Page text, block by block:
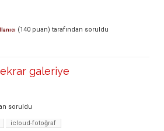
(140 puan) tarafından soruldu
galeriye
soruldu
icloud-fotoğraf